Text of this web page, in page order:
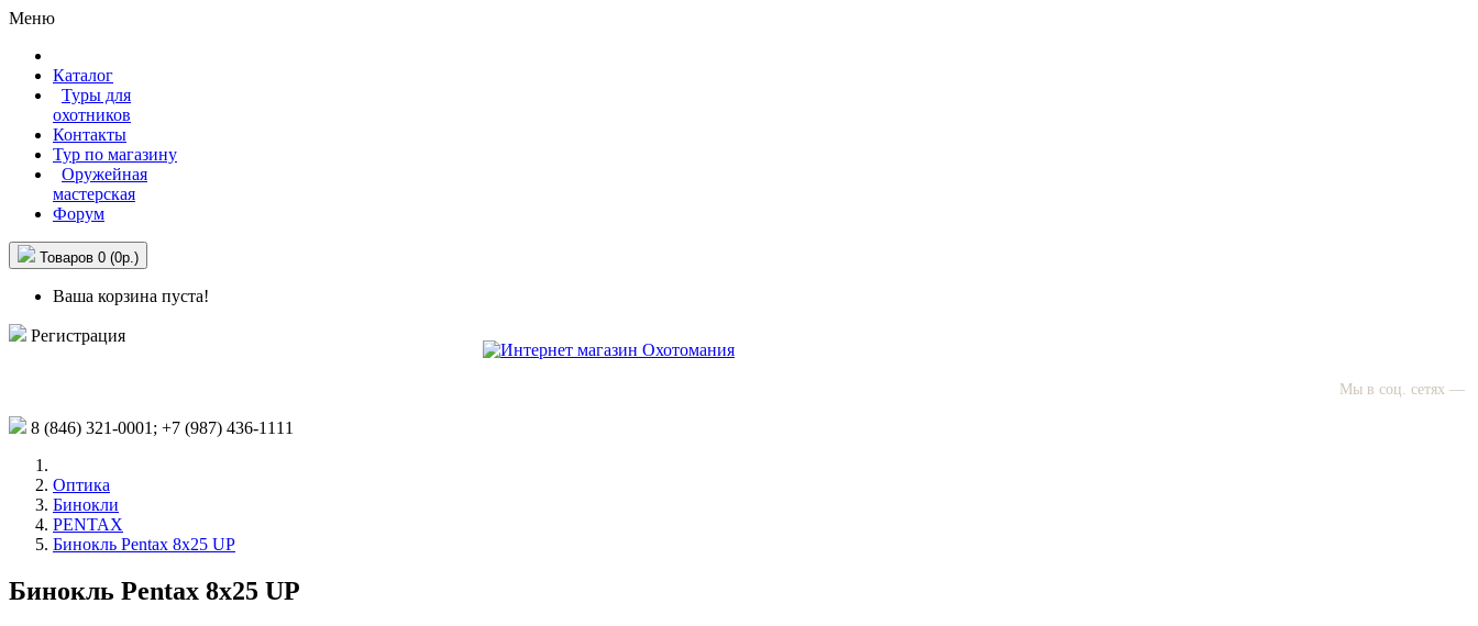
Меню
Каталог
Туры для
охотников
Контакты
Тур по магазину
Оружейная
мастерская
Форум
Товаров 0 (0р.)
Ваша корзина пуста!
Регистрация
Мы в соц. сетях —
8 (846) 321-0001; +7 (987) 436-1111
Оптика
Бинокли
PENTAX
Бинокль Pentax 8x25 UP
Бинокль Pentax 8x25 UP